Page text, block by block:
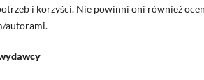
i korzyści. Nie powinni oni również
autorami.